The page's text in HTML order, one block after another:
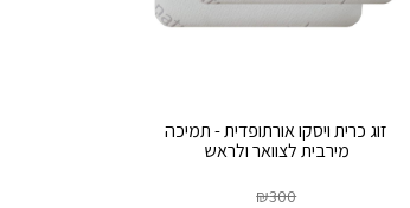
זוג כרית ויסקו אורתופדית - תמיכה
מירבית לצוואר ולראש
₪300